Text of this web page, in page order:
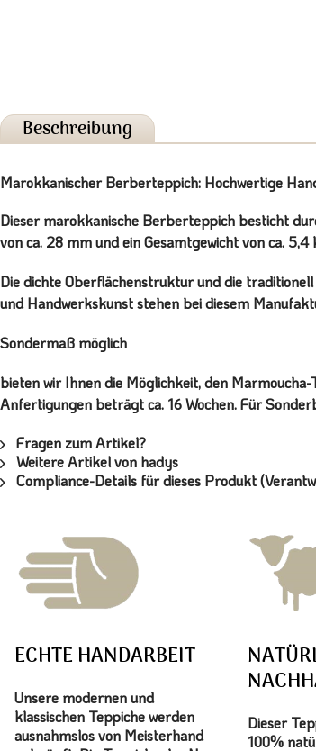
Beschreibung
Marokkanischer Berberteppich: Hochwertige
Dieser marokkanische Berberteppich besticht
von ca. 28 mm und ein Gesamtgewicht von ca.
Die dichte Oberflächenstruktur und die
und Handwerkskunst stehen bei diesem
Sondermaß möglich
bieten wir Ihnen die Möglichkeit, den
Anfertigungen beträgt ca. 16 Wochen. Für
Fragen zum Artikel?
Weitere Artikel von hadys
Compliance-Details für dieses Produkt
ECHTE HANDARBEIT
Unsere modernen und
klassischen Teppiche werden
ausnahmslos von Meisterhand
Dieser
100%